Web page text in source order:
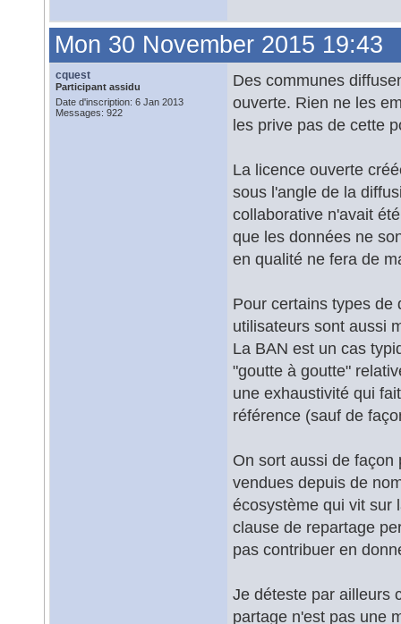
Mon 30 November 2015 19:43
cquest
Participant assidu
Date d'inscription: 6 Jan 2013
Messages: 922
Des communes
ouverte. Rien ne les
les prive pas de cette
La licence ouverte
sous l'angle de la
collaborative n'avait
que les données ne
en qualité ne fera de
Pour certains types de
utilisateurs sont aussi
La BAN est un cas
"goutte à goutte"
une exhaustivité qui
référence (sauf de
On sort aussi de
vendues depuis de
écosystème qui vit sur
clause de repartage
pas contribuer en
Je déteste par ailleurs
partage n'est pas une